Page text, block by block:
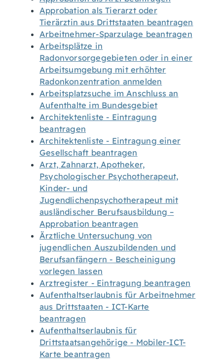
Approbation als Tierarzt oder
Tierärztin aus Drittstaaten beantragen
Arbeitnehmer-Sparzulage beantragen
Arbeitsplätze in
Radonvorsorgegebieten oder in einer
Arbeitsumgebung mit erhöhter
Radonkonzentration anmelden
Arbeitsplatzsuche im Anschluss an
Aufenthalte im Bundesgebiet
Architektenliste - Eintragung
beantragen
Architektenliste - Eintragung einer
Gesellschaft beantragen
Arzt, Zahnarzt, Apotheker,
Psychologischer Psychotherapeut,
Kinder- und
Jugendlichenpsychotherapeut mit
ausländischer Berufsausbildung –
Approbation beantragen
Ärztliche Untersuchung von
jugendlichen Auszubildenden und
Berufsanfängern - Bescheinigung
vorlegen lassen
Arztregister - Eintragung beantragen
Aufenthaltserlaubnis für Arbeitnehmer
aus Drittstaaten - ICT-Karte
beantragen
Aufenthaltserlaubnis für
Drittstaatsangehörige - Mobiler-ICT-
Karte beantragen